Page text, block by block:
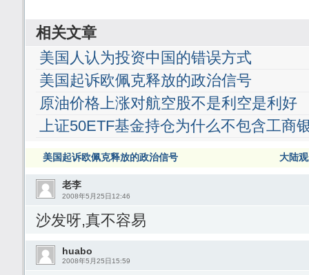
相关文章
美国人认为投资中国的错误方式
美国起诉欧佩克释放的政治信号
原油价格上涨对航空股不是利空是利好
上证50ETF基金持仓为什么不包含工商
美国起诉欧佩克释放的政治信号 大陆
老李
2008年5月25日12:46
沙发呀,真不容易
huabo
2008年5月25日15:59